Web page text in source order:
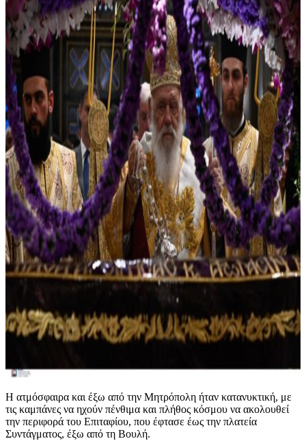
Η ατμόσφαιρα και έξω από την Μητρόπολη ήταν κατανυκτική, με
τις καμπάνες να ηχούν πένθιμα και πλήθος κόσμου να ακολουθεί
την περιφορά του Επιταφίου, που έφτασε έως την πλατεία
Συντάγματος, έξω από τη Βουλή.